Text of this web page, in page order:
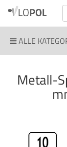
ALLE
Metall-